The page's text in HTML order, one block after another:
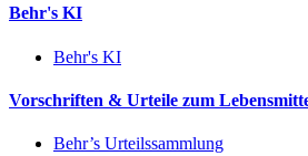
Behr's KI
Behr's KI
Vorschriften & Urteile zum
Behr’s Urteilssammlung